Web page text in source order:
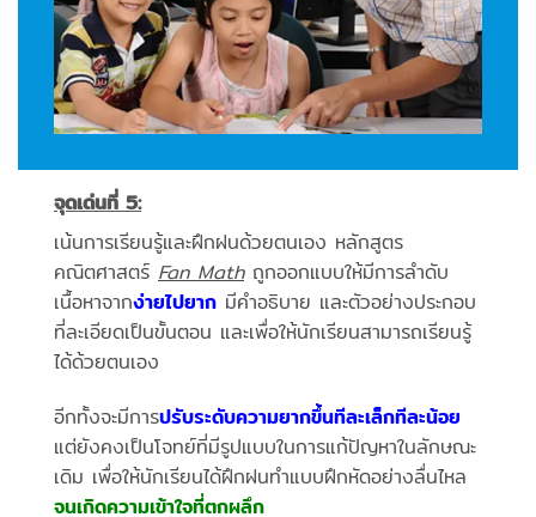
จุดเด่นที่ 5:
เน้นการเรียนรู้และฝึกฝนด้วยตนเอง หลักสูตร
คณิตศาสตร์ Fan Mathถูกออกแบบให้มีการลำดับ
เนื้อหาจากง่ายไปยาก มีคำอธิบาย และตัวอย่างประกอบ
ที่ละเอียดเป็นขั้นตอน และเพื่อให้นักเรียนสามารถเรียนรู้
ได้ด้วยตนเอง
อีกทั้งจะมีการปรับระดับความยากขึ้นทีละเล็กทีละน้อย
แต่ยังคงเป็นโจทย์ที่มีรูปแบบในการแก้ปัญหาในลักษณะ
เดิม เพื่อให้นักเรียนได้ฝึกฝนทำแบบฝึกหัดอย่างลื่นไหล
จนเกิดความเข้าใจที่ตกผลึก